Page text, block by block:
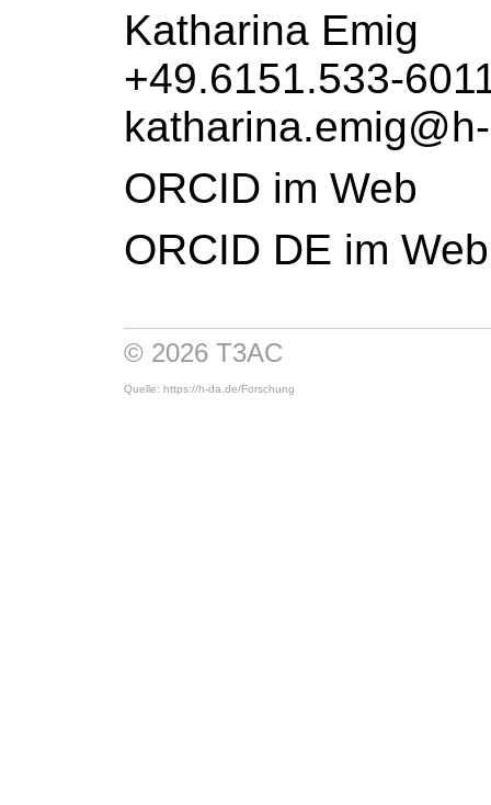
Katharina Emig
+49.6151.533-
ORCID im Web
ORCID DE im Web
© 2026 T3AC
Quelle: https://h-da.de/Forschung